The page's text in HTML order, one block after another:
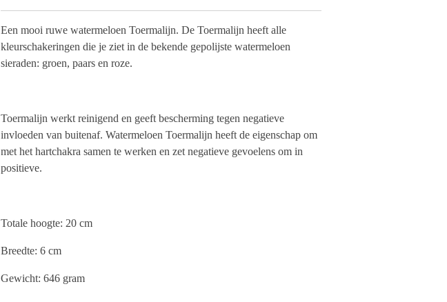
Een mooi ruwe watermeloen Toermalijn. De Toermalijn heeft alle
kleurschakeringen die je ziet in de bekende gepolijste watermeloen
sieraden: groen, paars en roze.
Toermalijn werkt reinigend en geeft bescherming tegen negatieve
invloeden van buitenaf. Watermeloen Toermalijn heeft de eigenschap om
met het hartchakra samen te werken en zet negatieve gevoelens om in
positieve.
Totale hoogte: 20 cm
Breedte: 6 cm
Gewicht: 646 gram